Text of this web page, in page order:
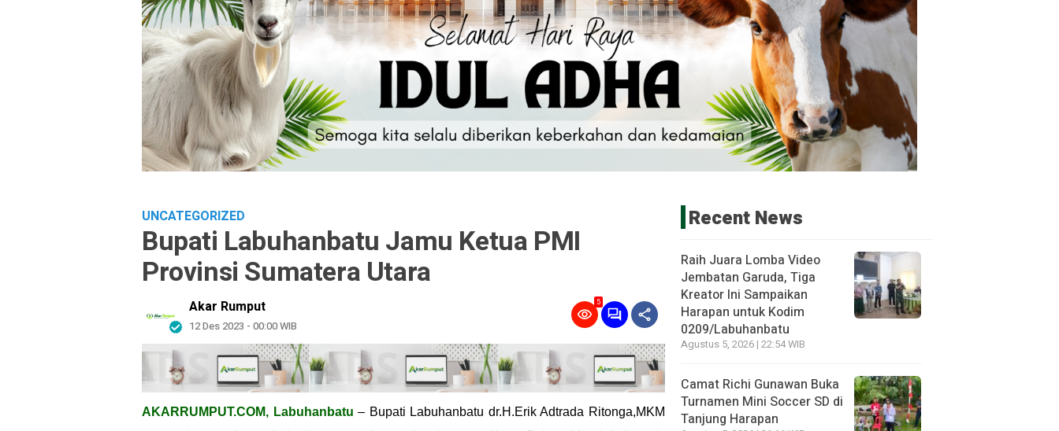
UNCATEGORIZED
Bupati Labuhanbatu Jamu Ketua PMI
Provinsi Sumatera Utara
Akar Rumput
12 Des 2023 - 00:00 WIB
5
AKARRUMPUT.COM, Labuhanbatu – Bupati Labuhanbatu dr.H.Erik Adtrada Ritonga,MKM
Recent News
Raih Juara Lomba Video
Jembatan Garuda, Tiga
Kreator Ini Sampaikan
Harapan untuk Kodim
0209/Labuhanbatu
Agustus 5, 2026 | 22:54 WIB
Camat Richi Gunawan Buka
Turnamen Mini Soccer SD di
Tanjung Harapan